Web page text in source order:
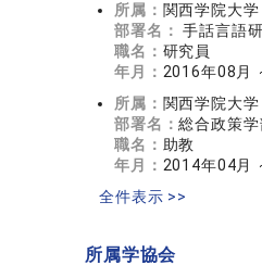
所属： 関西学院大学
部署名： 手話言語
職名： 研究員
年月： 2016年08月
所属： 関西学院大学
部署名：総合政策
職名： 助教
年月： 2014年04月
全件表示 >>
所属学協会